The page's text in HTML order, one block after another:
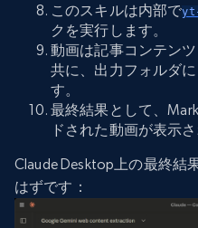
このスキルは内部で
クを実行します。
動画は記事コンテン
共に、出力フォルダ
す。
最終結果として、
ドされた動画が表示さ
Claude Desktop上の最終結
はずです：